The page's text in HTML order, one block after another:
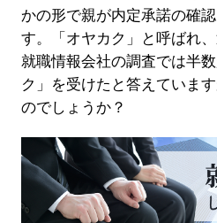
かの形で親が内定承諾の確
す。「オヤカク」と呼ばれ
就職情報会社の調査では半
ク」を受けたと答えていま
のでしょうか？